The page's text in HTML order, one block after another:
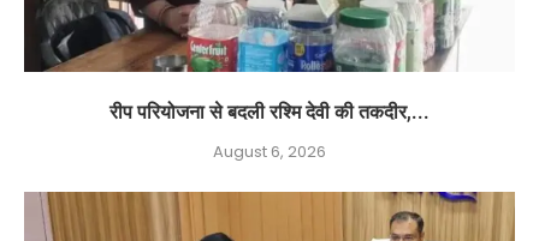
रीप परियोजना से बदली रश्मि देवी की तकदीर,...
August 6, 2026